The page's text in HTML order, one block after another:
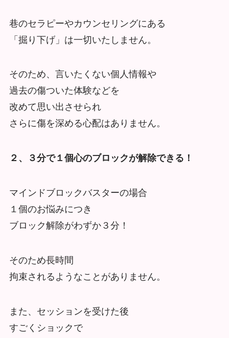
巷のセラピーやカウンセリングにある
「掘り下げ」は一切いたしません。
そのため、言いたくない個人情報や
過去の傷ついた体験などを
改めて思い出させられ
さらに傷を深める心配はありません。
２、３分で１個心のブロックが解除できる！
マインドブロックバスターの場合
１個のお悩みにつき
ブロック解除がわずか３分！
そのため長時間
拘束されるようなことがありません。
また、セッションを受けた後
すごくショックで